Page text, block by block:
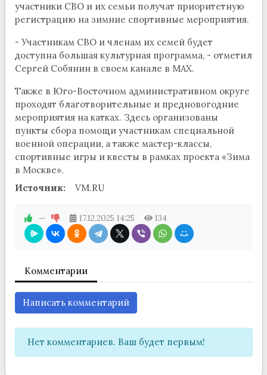
участники СВО и их семьи получат приоритетную
регистрацию на зимние спортивные мероприятия.
- Участникам СВО и членам их семей будет
доступна большая культурная программа, - отметил
Сергей Собянин в своем канале в МАХ.
Также в Юго-Восточном административном округе
проходят благотворительные и предновогодние
мероприятия на катках. Здесь организованы
пункты сбора помощи участникам специальной
военной операции, а также мастер-классы,
спортивные игры и квесты в рамках проекта «Зима
в Москве».
Источник:
VM.RU
— 17.12.2025 14:25 134
Комментарии
Написать комментарий
Нет комментариев. Ваш будет первым!